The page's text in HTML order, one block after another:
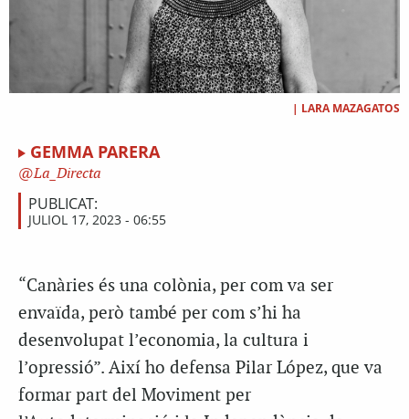
| LARA MAZAGATOS
GEMMA PARERA
La_Directa
PUBLICAT:
JULIOL 17, 2023 - 06:55
“Canàries és una colònia, per com va ser
envaïda, però també per com s’hi ha
desenvolupat l’economia, la cultura i
l’opressió”. Així ho defensa Pilar López, que va
formar part del Moviment per